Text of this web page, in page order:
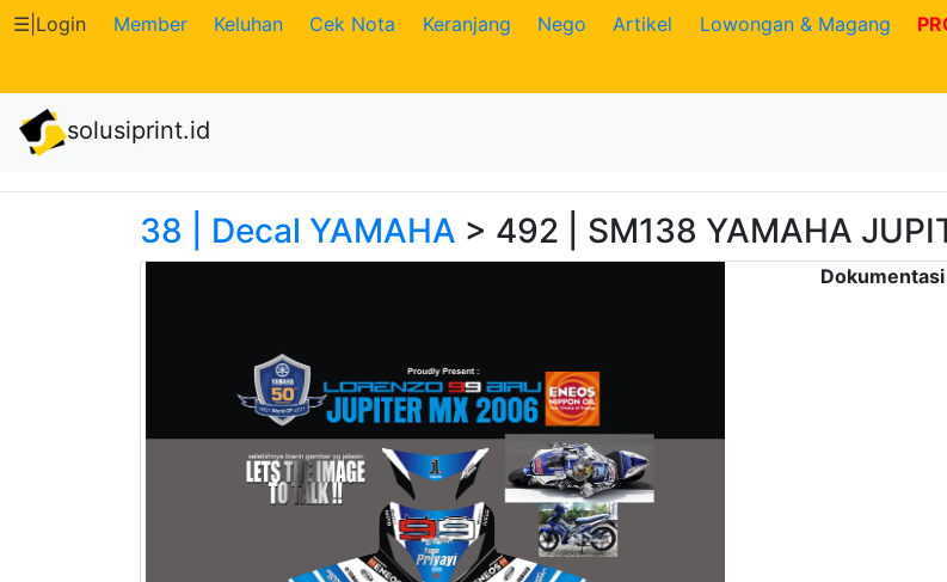
Katalog
Produk
Petugas
Riwayat
☰ Login Member Keluhan Cek Nota Keranjang Nego Artikel Lowongan & Magang
solusiprint.id
38 | Decal YAMAHA > 492 | SM138 YAMAHA